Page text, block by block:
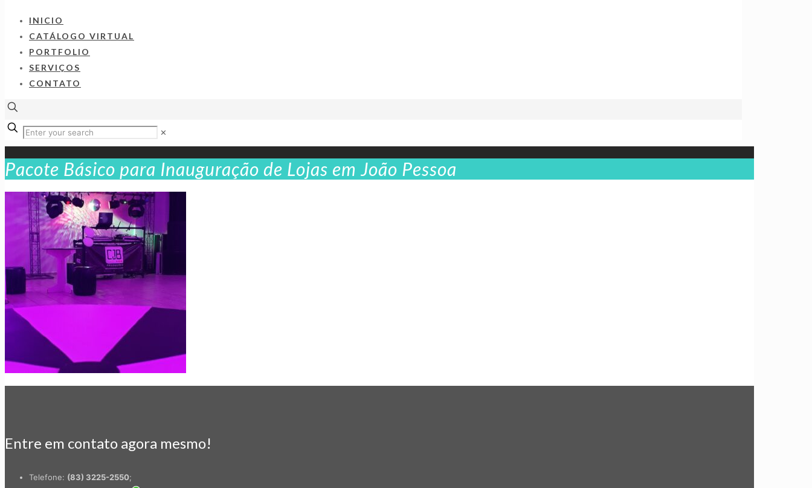
INICIO
CATÁLOGO VIRTUAL
PORTFOLIO
SERVIÇOS
CONTATO
✕
Pacote Básico para Inauguração de Lojas em João Pessoa
Entre em contato agora mesmo!
Telefone: (83) 3225-2550;